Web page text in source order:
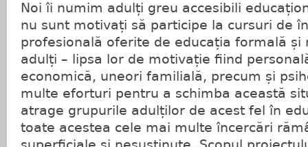
Noi îi numim adulți greu accesibili
nu sunt motivați să participe la cursuri de
profesională oferite de educația formală și
adulți – lipsa lor de motivație fiind
economică, uneori familială, precum și
multe eforturi pentru a schimba această
atrage grupurile adulților de acest fel în
toate acestea cele mai multe încercări